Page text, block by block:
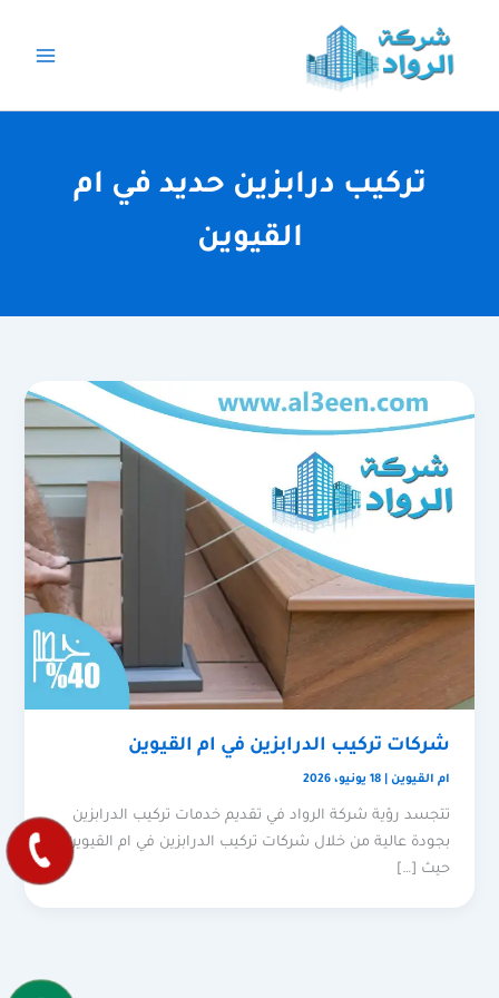
المحتوى
تركيب درابزين حديد في ام
القيوين
شركات تركيب الدرابزين في ام القيوين
ام القيوين |18 يونيو، 2026
تتجسد رؤية شركة الرواد في تقديم خدمات تركيب الدرابزين
بجودة عالية من خلال شركات تركيب الدرابزين في ام القيوين،
حيث […]